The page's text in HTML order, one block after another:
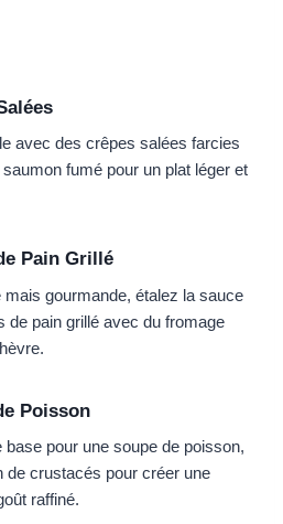
avec des crêpes salées farcies
fumé pour un plat léger et
Pain Grillé
mais gourmande, étalez la sauce
de pain grillé avec du fromage
Poisson
pour une soupe de poisson,
de crustacés pour créer une
raffiné.